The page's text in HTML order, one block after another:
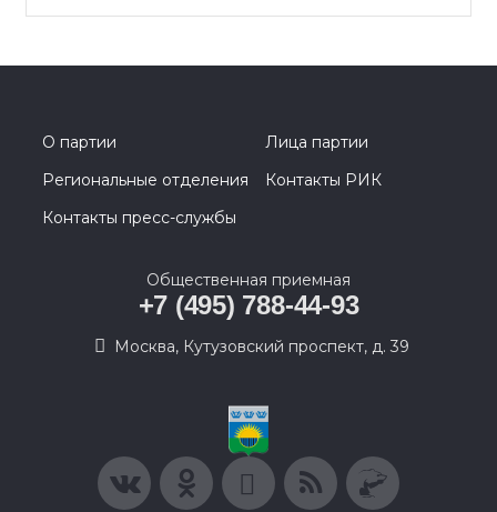
О партии
Лица партии
Региональные отделения
Контакты РИК
Контакты пресс-службы
Общественная приемная
+7 (495) 788-44-93
Москва, Кутузовский проспект, д. 39